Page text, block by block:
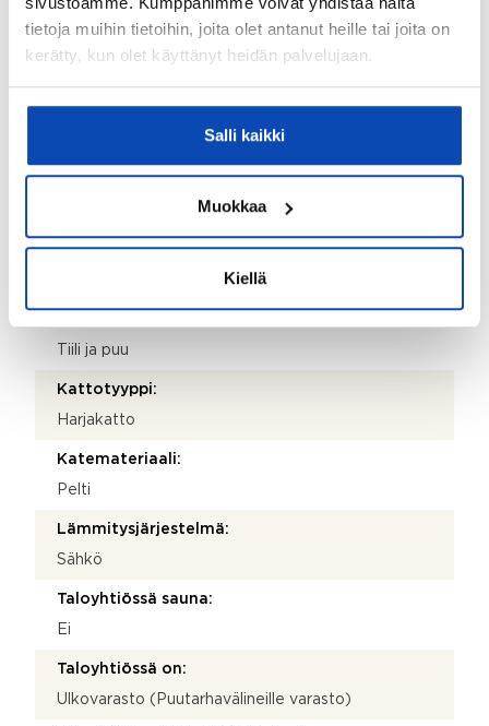
tietoja muihin tietoihin, joita olet antanut heille tai joita on
kerätty, kun olet käyttänyt heidän palvelujaan.
Salli kaikki
Muokkaa
Kiellä
Postitoimipaikka:
Isännöitsijäntodistuksen päivämäärä:
Valmistumisvuosi:
Käyttöönottovuosi:
Tiili ja puu
Kattotyyppi:
Harjakatto
Katemateriaali:
Pelti
Lämmitysjärjestelmä:
Sähkö
Taloyhtiössä sauna:
Ei
Taloyhtiössä on:
Ulkovarasto (Puutarhavälineille varasto)